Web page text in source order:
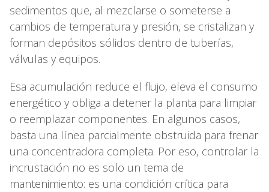
sedimentos que, al mezclarse o someterse a
cambios de temperatura y presión, se cristalizan y
forman depósitos sólidos dentro de tuberías,
válvulas y equipos.
Esa acumulación reduce el flujo, eleva el consumo
energético y obliga a detener la planta para limpiar
o reemplazar componentes. En algunos casos,
basta una línea parcialmente obstruida para frenar
una concentradora completa. Por eso, controlar la
incrustación no es solo un tema de
mantenimiento: es una condición crítica para